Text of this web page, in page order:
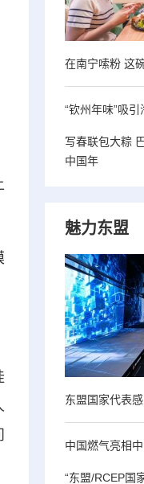
在南宁嗦粉 这
“钦州年味”吸
写春联包大粽
中国年
魅力东盟
东盟国家代表
中国燃气亮相
“东盟/RCEP国